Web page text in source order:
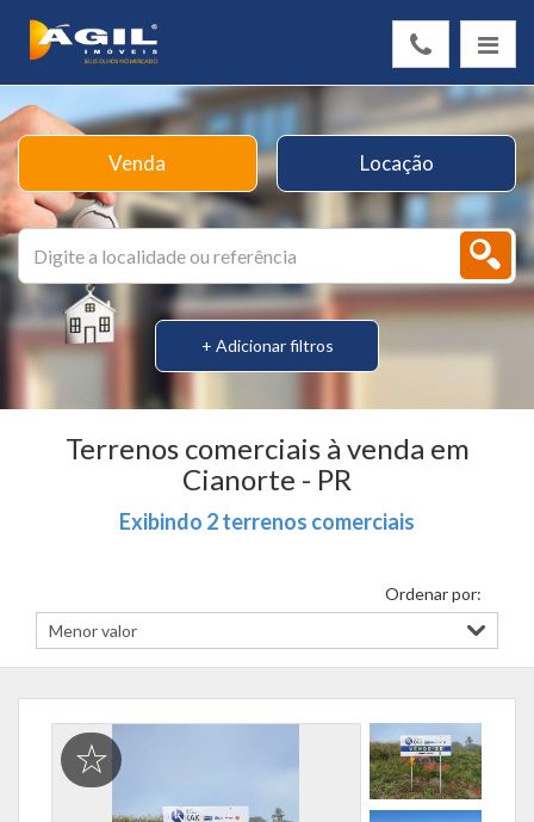
Venda Locação
+ Adicionar filtros
Terrenos comerciais à venda em
Cianorte - PR
Exibindo 2 terrenos comerciais
Ordenar por: